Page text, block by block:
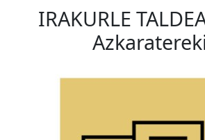
IRAKURLE